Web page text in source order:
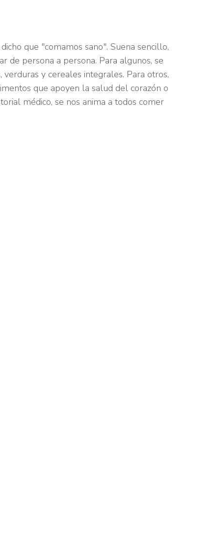
que "comamos sano". Suena sencillo,
de persona a persona. Para algunos, se
y cereales integrales. Para otros,
que apoyen la salud del corazón o
médico, se nos anima a todos comer